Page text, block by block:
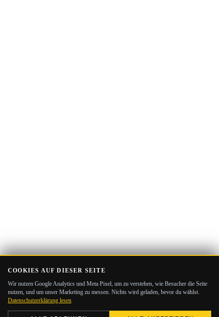
COOKIES AUF DIESER SEITE
Wir nutzen Google Analytics und Meta Pixel, um zu verstehen, wie Besucher die Seite
nutzen, und um unser Marketing zu messen. Nichts wird geladen, bevor du wählst.
Datenschutzerklärung lesen